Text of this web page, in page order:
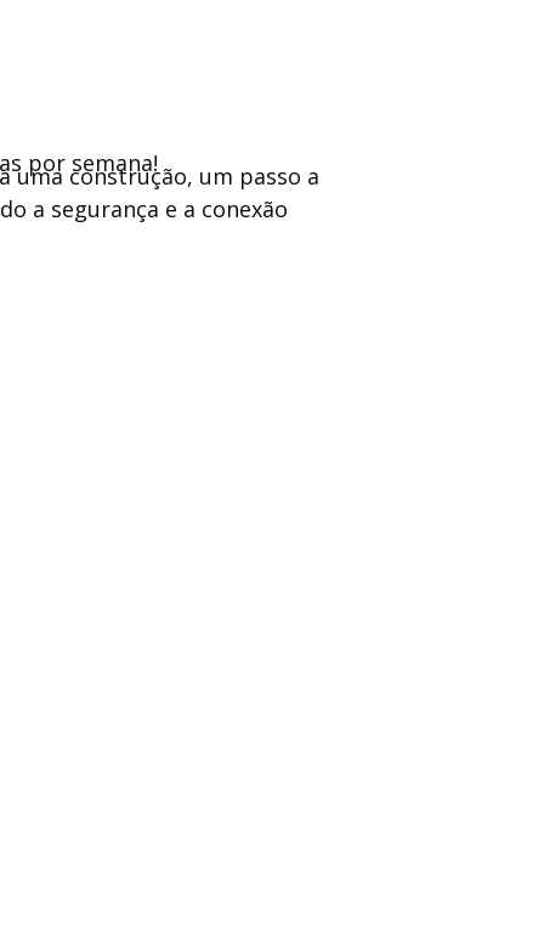
por semana!
uma construção, um passo a
a segurança e a conexão